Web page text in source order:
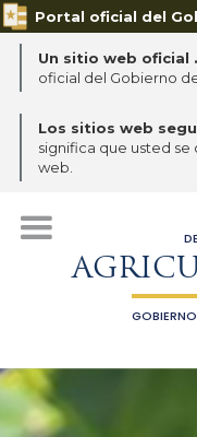
Portal oficial del
Un sitio web oficial
oficial del Gobierno
Los sitios web
significa que usted
web.